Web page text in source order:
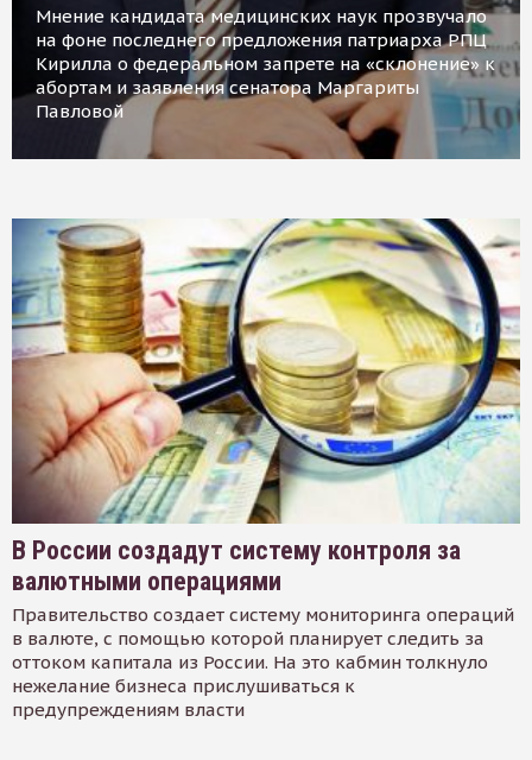
Мнение кандидата медицинских наук прозвучало
на фоне последнего предложения патриарха РПЦ
Кирилла о федеральном запрете на «склонение» к
абортам и заявления сенатора Маргариты
Павловой
В России создадут систему контроля за
валютными операциями
Правительство создает систему мониторинга операций
в валюте, с помощью которой планирует следить за
оттоком капитала из России. На это кабмин толкнуло
нежелание бизнеса прислушиваться к
предупреждениям власти